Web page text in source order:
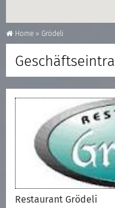
Home » Grödeli
Restaurant Grödeli